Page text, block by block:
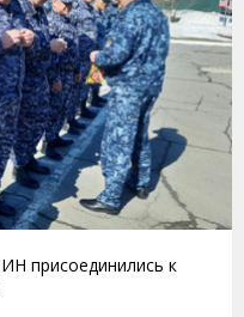
присоединились к